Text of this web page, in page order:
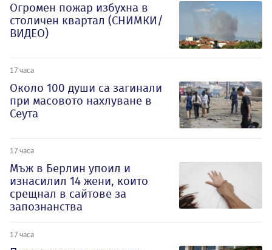
Огромен пожар избухна в
столичен квартал (СНИМКИ/
ВИДЕО)
17 часа
Около 100 души са загинали
при масовото нахлуване в
Сеута
17 часа
Мъж в Берлин упоил и
изнасилил 14 жени, които
срещнал в сайтове за
запознанства
17 часа